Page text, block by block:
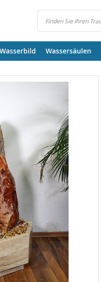
Suchen
Wasserbild Wassersäulen